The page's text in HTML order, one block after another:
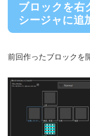
ブロックを右
シージャに追
前回作ったブロックを